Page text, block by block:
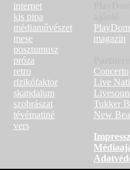
internet
kis pipa
médiaművészet
mese
posztumusz
próza
retro
rizikófaktor
skandalum
szobrászat
tévématiné
vers
magazin
Concerto
Live
Tukker
New